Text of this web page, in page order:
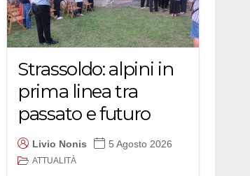
Strassoldo: alpini in
prima linea tra
passato e futuro
Livio Nonis 5 Agosto 2026
ATTUALITÀ